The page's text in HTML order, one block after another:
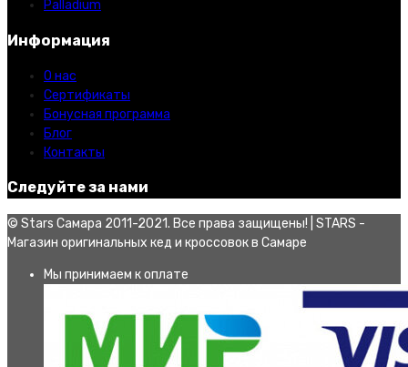
Palladium
Информация
О нас
Сертификаты
Бонусная программа
Блог
Контакты
Следуйте за нами
© Stars Самара 2011-2021. Все права защищены! | STARS -
Магазин оригинальных кед и кроссовок в Самаре
Мы принимаем к оплате